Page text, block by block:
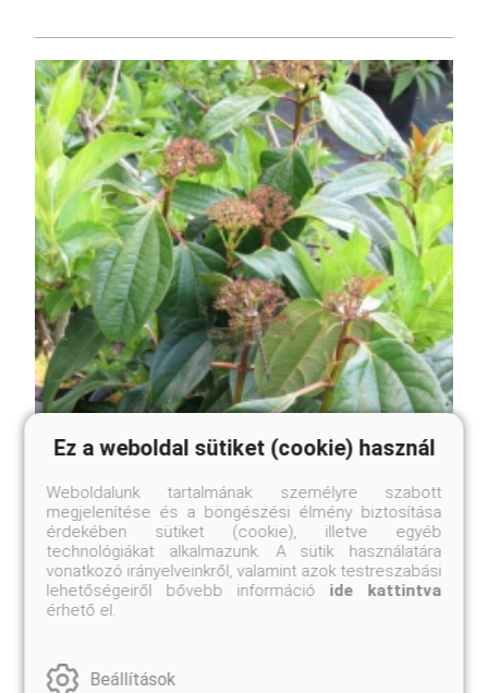
Ez a weboldal sütiket (cookie) használ
Weboldalunk tartalmának személyre szabott
megjelenítése és a böngészési élmény biztosítása
érdekében sütiket (cookie), illetve egyéb
technológiákat alkalmazunk. A sütik használatára
vonatkozó irányelveinkről, valamint azok testreszabási
lehetőségeiről bővebb információ ide kattintva
érhető el.
Beállítások